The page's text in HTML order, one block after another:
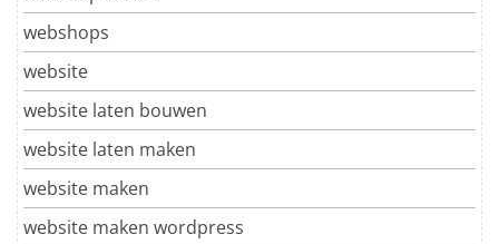
webshops
website
website laten bouwen
website laten maken
website maken
website maken wordpress